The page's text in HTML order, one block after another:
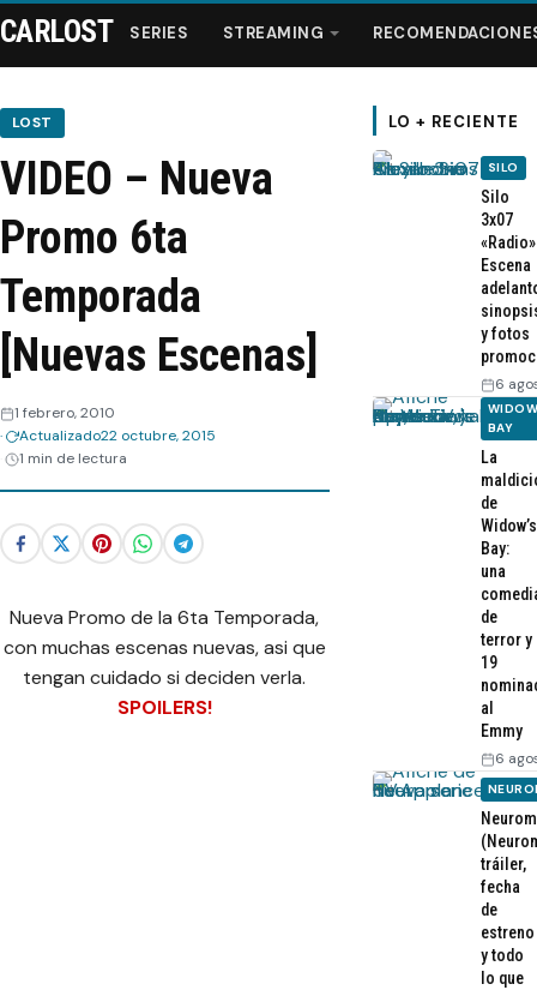
Series
Streaming
Recomendaciones
Webisodios
CARLOST SERIES STREAMING
LOST
VIDEO – Nueva
Promo 6ta
Temporada
[Nuevas Escenas]
1 febrero, 2010
Actualizado22 octubre, 2015
1 min de lectura
Nueva Promo de la 6ta Temporada,
con muchas escenas nuevas, asi que
tengan cuidado si deciden verla.
SPOILERS!
LO + RECIENTE
SILO
Silo
3x07
Escena
y fotos
6
BAY
La
de
Widow’s
Bay:
una
de
terror y
19
al
Emmy
6
tráiler,
fecha
de
estreno
y todo
lo que